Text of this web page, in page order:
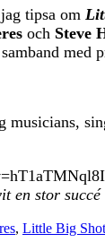
tipsa om
och Steve
med
musicians,
en stor
, Little Big